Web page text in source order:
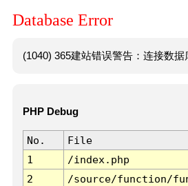
Database Error
(1040) 365建站错误警告：连接数
PHP Debug
No. File
1
/index.php
2
/source/function/